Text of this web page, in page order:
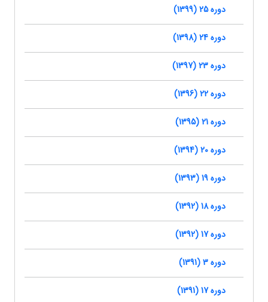
دوره 25 (1399)
دوره 24 (1398)
دوره 23 (1397)
دوره 22 (1396)
دوره 21 (1395)
دوره 20 (1394)
دوره 19 (1393)
دوره 18 (1392)
دوره 17 (1392)
دوره 3 (1391)
دوره 17 (1391)